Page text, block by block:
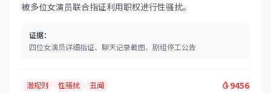
被多位女演员联合指证利用职权进行性骚扰。
证据：
四位女演员详细指证、聊天记录截图、剧组停工公告
潜规则 性骚扰 丑闻 9456